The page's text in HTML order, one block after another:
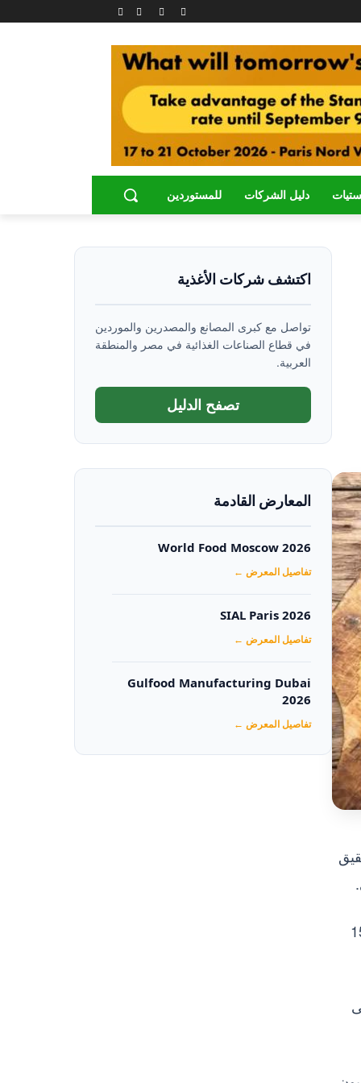
دليل الشركات للمستوردين
تصدر 20 نوعًا من الأعشاب إلى نحو 15
على
اكتشف شركات الأغذية
تواصل مع كبرى المصانع والمصدرين والموردين
في قطاع الصناعات الغذائية في مصر والمنطقة
العربية.
تصفح الدليل
المعارض القادمة
World Food Moscow 2026
تفاصيل المعرض ←
SIAL Paris 2026
تفاصيل المعرض ←
Gulfood Manufacturing Dubai
2026‏
تفاصيل المعرض ←